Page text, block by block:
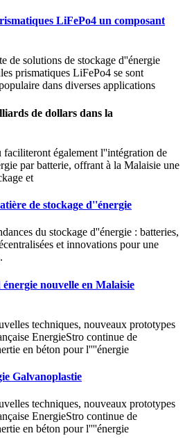
LiFePo4 un composant
de solutions de stockage d''énergie
prismatiques LiFePo4 se sont
dans diverses applications
de dollars dans la
faciliteront également l''intégration de
par batterie, offrant à la Malaisie une
et
de stockage d''énergie
du stockage d''énergie : batteries,
et innovations pour une
nouvelle en Malaisie
techniques, nouveaux prototypes
EnergieStro continue de
en béton pour l''''énergie
Galvanoplastie
techniques, nouveaux prototypes
EnergieStro continue de
en béton pour l''''énergie